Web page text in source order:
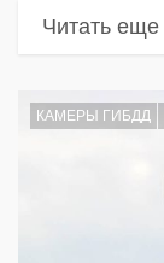
Читать еще
КАМЕРЫ ГИБДД